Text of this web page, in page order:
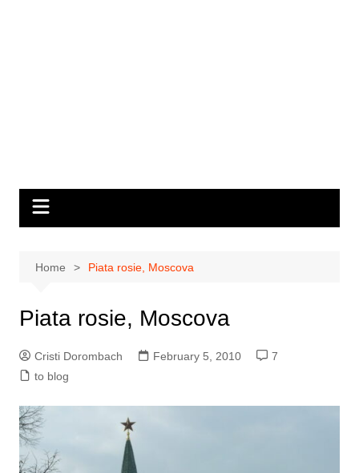
Home Piata rosie, Moscova
Piata rosie, Moscova
Cristi Dorombach February 5, 2010
7
to blog